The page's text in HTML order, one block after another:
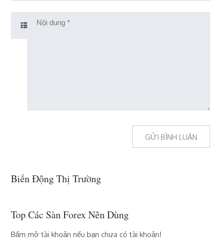
Biến Động Thị Trường
Top Các Sàn Forex Nên Dùng
Bấm mở tài khoản nếu bạn chưa có tài khoản!